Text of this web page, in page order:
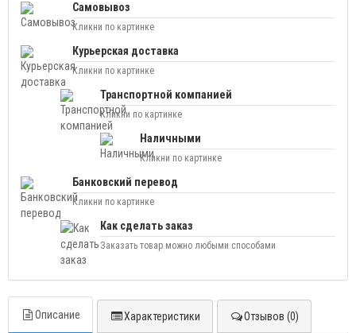
Самовывоз
Кликни по картинке
Курьерская доставка
Кликни по картинке
Транспортной компанией
Кликни по картинке
Наличными
Кликни по картинке
Банковский перевод
Кликни по картинке
Как сделать заказ
Заказать товар можно любыми способами
Описание Характеристики Отзывов (0)